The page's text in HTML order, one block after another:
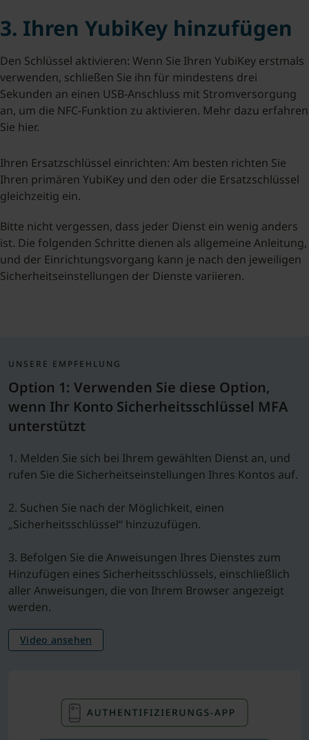
3. Ihren YubiKey hinzufügen
Den Schlüssel aktivieren: Wenn Sie Ihren YubiKey erstmals
verwenden, schließen Sie ihn für mindestens drei
Sekunden an einen USB-Anschluss mit Stromversorgung
an, um die NFC-Funktion zu aktivieren. Mehr dazu erfahren
Sie hier.
Ihren Ersatzschlüssel einrichten: Am besten richten Sie
Ihren primären YubiKey und den oder die Ersatzschlüssel
gleichzeitig ein.
Bitte nicht vergessen, dass jeder Dienst ein wenig anders
ist. Die folgenden Schritte dienen als allgemeine Anleitung,
und der Einrichtungsvorgang kann je nach den jeweiligen
Sicherheitseinstellungen der Dienste variieren.
UNSERE EMPFEHLUNG
Option 1: Verwenden Sie diese Option,
wenn Ihr Konto Sicherheitsschlüssel MFA
unterstützt
1. Melden Sie sich bei Ihrem gewählten Dienst an, und
rufen Sie die Sicherheitseinstellungen Ihres Kontos auf.
2. Suchen Sie nach der Möglichkeit, einen
„Sicherheitsschlüssel“ hinzuzufügen.
3. Befolgen Sie die Anweisungen Ihres Dienstes zum
Hinzufügen eines Sicherheitsschlüssels, einschließlich
aller Anweisungen, die von Ihrem Browser angezeigt
werden.
Video ansehen